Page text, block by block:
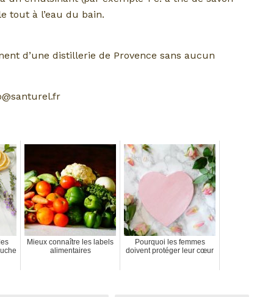
tout à l’eau du bain.
d’une distillerie de Provence sans aucun
Mieux connaître les labels
alimentaires
Pourquoi les femmes
doivent protéger leur cœur